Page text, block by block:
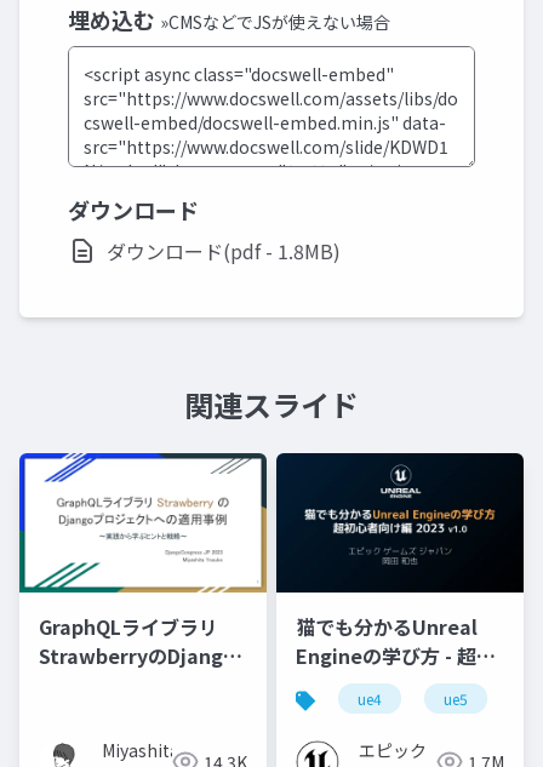
埋め込む »CMSなどでJSが使えない場合
ダウンロード
ダウンロード(pdf - 1.8MB)
関連スライド
GraphQLライブラリ
StrawberryのDjango
Miyashita
14.3K
猫でも分かるUnreal
Engineの学び方 - 超初
心者向け編 - 2023 v1.0
ue4 ue5
エピック
1.7M